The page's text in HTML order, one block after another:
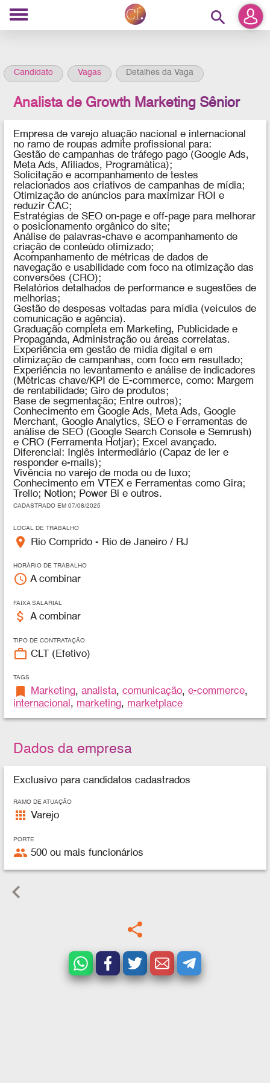
search
Candidato Vagas Detalhes da Vaga
Analista de Growth Marketing Sênior
Empresa de varejo atuação nacional e internacional
no ramo de roupas admite profissional para:
Gestão de campanhas de tráfego pago (Google Ads,
Meta Ads, Afiliados, Programática);
Solicitação e acompanhamento de testes
relacionados aos criativos de campanhas de mídia;
Otimização de anúncios para maximizar ROI e
reduzir CAC;
Estratégias de SEO on-page e off-page para melhorar
o posicionamento orgânico do site;
Análise de palavras-chave e acompanhamento de
criação de conteúdo otimizado;
Acompanhamento de métricas de dados de
navegação e usabilidade com foco na otimização das
conversões (CRO);
Relatórios detalhados de performance e sugestões de
melhorias;
Gestão de despesas voltadas para mídia (veículos de
comunicação e agência).
Graduação completa em Marketing, Publicidade e
Propaganda, Administração ou áreas correlatas.
Experiência em gestão de mídia digital e em
otimização de campanhas, com foco em resultado;
Experiência no levantamento e análise de indicadores
(Métricas chave/KPI de E-commerce, como: Margem
de rentabilidade; Giro de produtos;
Base de segmentação; Entre outros);
Conhecimento em Google Ads, Meta Ads, Google
Merchant, Google Analytics, SEO e Ferramentas de
análise de SEO (Google Search Console e Semrush)
e CRO (Ferramenta Hotjar); Excel avançado.
Diferencial:
Inglês intermediário (Capaz de ler e
responder e-mails);
Vivência no varejo de moda ou de luxo;
Conhecimento em VTEX e Ferramentas como Gira;
Trello; Notion; Power Bi e outros.
CADASTRADO EM 07/08/2025
LOCAL DE TRABALHO
place Rio Comprido - Rio de Janeiro / RJ
HORÁRIO DE TRABALHO
access_time A combinar
FAIXA SALARIAL
attach_money A combinar
TIPO DE CONTRATAÇÃO
work_outline CLT (Efetivo)
TAGS
bookmark Marketing,analista,comunicação,e-commerce,
internacional , marketing, marketplace
Dados da empresa
Exclusivo para candidatos cadastrados
RAMO DE ATUAÇÃO
apps Varejo
PORTE
people 500 ou mais funcionários
keyboard_arrow_left
share